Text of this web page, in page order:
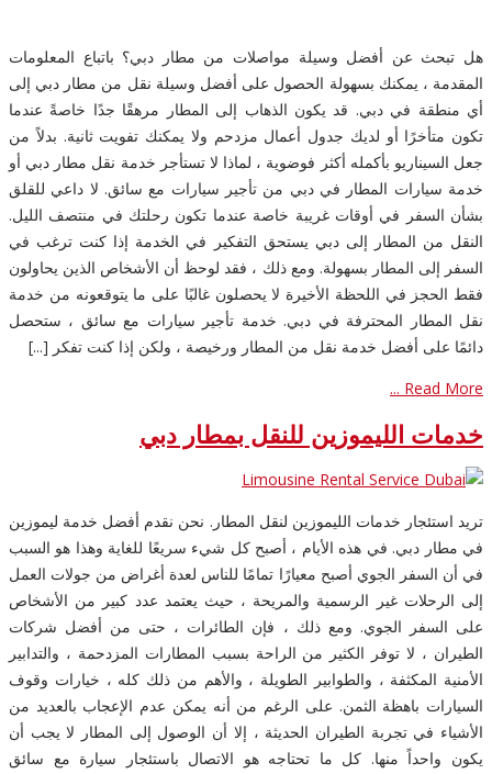
هل تبحث عن أفضل وسيلة مواصلات من مطار دبي؟ باتباع المعلومات
المقدمة ، يمكنك بسهولة الحصول على أفضل وسيلة نقل من مطار دبي إلى
أي منطقة في دبي. قد يكون الذهاب إلى المطار مرهقًا جدًا خاصةً عندما
تكون متأخرًا أو لديك جدول أعمال مزدحم ولا يمكنك تفويت ثانية. بدلاً من
جعل السيناريو بأكمله أكثر فوضوية ، لماذا لا تستأجر خدمة نقل مطار دبي أو
خدمة سيارات المطار في دبي من تأجير سيارات مع سائق. لا داعي للقلق
بشأن السفر في أوقات غريبة خاصة عندما تكون رحلتك في منتصف الليل.
النقل من المطار إلى دبي يستحق التفكير في الخدمة إذا كنت ترغب في
السفر إلى المطار بسهولة. ومع ذلك ، فقد لوحظ أن الأشخاص الذين يحاولون
فقط الحجز في اللحظة الأخيرة لا يحصلون غالبًا على ما يتوقعونه من خدمة
نقل المطار المحترفة في دبي. خدمة تأجير سيارات مع سائق ، ستحصل
دائمًا على أفضل خدمة نقل من المطار ورخيصة ، ولكن إذا كنت تفكر [...]
Read More ...
خدمات الليموزين للنقل بمطار دبي
تريد استئجار خدمات الليموزين لنقل المطار. نحن نقدم أفضل خدمة ليموزين
في مطار دبي. في هذه الأيام ، أصبح كل شيء سريعًا للغاية وهذا هو السبب
في أن السفر الجوي أصبح معيارًا تمامًا للناس لعدة أغراض من جولات العمل
إلى الرحلات غير الرسمية والمريحة ، حيث يعتمد عدد كبير من الأشخاص
على السفر الجوي. ومع ذلك ، فإن الطائرات ، حتى من أفضل شركات
الطيران ، لا توفر الكثير من الراحة بسبب المطارات المزدحمة ، والتدابير
الأمنية المكثفة ، والطوابير الطويلة ، والأهم من ذلك كله ، خيارات وقوف
السيارات باهظة الثمن. على الرغم من أنه يمكن عدم الإعجاب بالعديد من
الأشياء في تجربة الطيران الحديثة ، إلا أن الوصول إلى المطار لا يجب أن
يكون واحداً منها. كل ما تحتاجه هو الاتصال باستئجار سيارة مع سائق